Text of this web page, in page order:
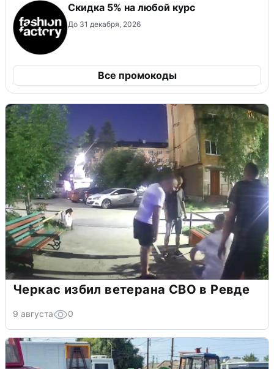
Скидка 5% на любой курс
До 31 декабря, 2026
Все промокоды
Черкас избил ветерана СВО в Ревде
9 августа 0